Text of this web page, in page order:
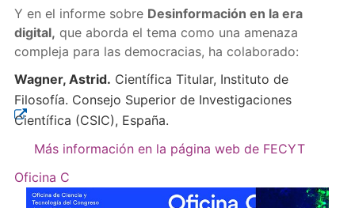
Y en el informe sobre Desinformación en la era
digital, que aborda el tema como una amenaza
compleja para las democracias, ha colaborado:
Wagner, Astrid. Científica Titular, Instituto de
Filosofía. Consejo Superior de Investigaciones
Científica (CSIC), España.
Más información en la página web de FECYT
Oficina C